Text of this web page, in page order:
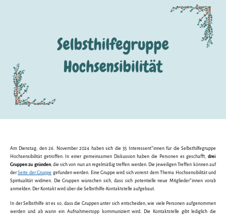
Am Dienstag, den 26. November 2024 haben sich die 35 Interessent*innen für die Selbsthilfegruppe
Hochsensibilität getroffen. In einer gemeinsamen Diskussion haben die Personen es geschafft, drei
Gruppen zu gründen, die sich von nun an regelmäßig treffen werden. Die jeweiligen Treffen können auf
derSeite der Gruppe gefunden werden. Eine Gruppe wird sich vorerst dem Thema Hochsensibilität und
Spiritualität widmen. Die Gruppen wünschen sich, dass sich potentielle neue Mitglieder*innen vorab
anmelden. Der Kontakt wird über die Selbsthilfe-Kontaktstelle aufgebaut.
In der Selbsthilfe ist es so, dass die Gruppen unter sich entscheiden, wie viele Personen aufgenommen
werden und ab wann ein Aufnahmestopp kommuniziert wird. Die Kontaktstelle gibt lediglich die